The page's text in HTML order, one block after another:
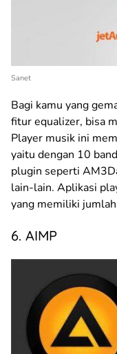
Sanet
Bagi kamu yang
fitur equalizer, bisa
Player musik ini
yaitu dengan 10
plugin seperti
lain-lain. Aplikasi
yang memiliki
6. AIMP